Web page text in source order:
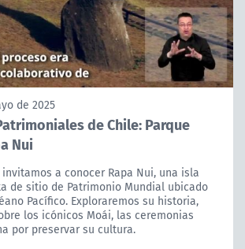
de 2025
de Chile: Parque
Nui
a conocer Rapa Nui, una isla
de sitio de Patrimonio Mundial ubicado
Pacífico. Exploraremos su historia,
los icónicos Moái, las ceremonias
por preservar su cultura.